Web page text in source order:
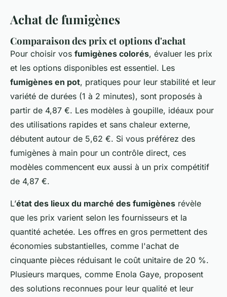
Achat de fumigènes
Comparaison des prix et options d'achat
Pour choisir vos fumigènes colorés, évaluer les prix
et les options disponibles est essentiel. Les
fumigènes en pot, pratiques pour leur stabilité et leur
variété de durées (1 à 2 minutes), sont proposés à
partir de 4,87 €. Les modèles à goupille, idéaux pour
des utilisations rapides et sans chaleur externe,
débutent autour de 5,62 €. Si vous préférez des
fumigènes à main pour un contrôle direct, ces
modèles commencent eux aussi à un prix compétitif
de 4,87 €.
L’état des lieux du marché des fumigènes révèle
que les prix varient selon les fournisseurs et la
quantité achetée. Les offres en gros permettent des
économies substantielles, comme l'achat de
cinquante pièces réduisant le coût unitaire de 20 %.
Plusieurs marques, comme Enola Gaye, proposent
des solutions reconnues pour leur qualité et leur